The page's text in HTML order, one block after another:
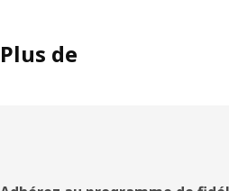
Plus de